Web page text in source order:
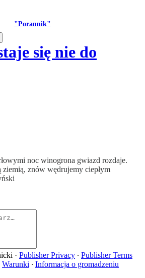
"Porannik"
się nie do
noc winogrona gwiazd rozdaje.
ziemią, znów wędrujemy ciepłym
· Publisher Privacy ∙ Publisher Terms
Warunki ∙ Informacja o gromadzeniu